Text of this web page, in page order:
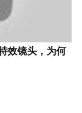
效镜头，为何